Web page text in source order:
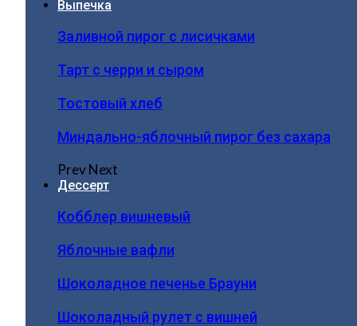
Выпечка
Заливной пирог с лисичками
Тарт с черри и сыром
Тостовый хлеб
Миндально-яблочный пирог без сахара
PrevNext
Дессерт
Кобблер вишневый
Яблочные вафли
Шоколадное печенье Брауни
Шоколадный рулет с вишней